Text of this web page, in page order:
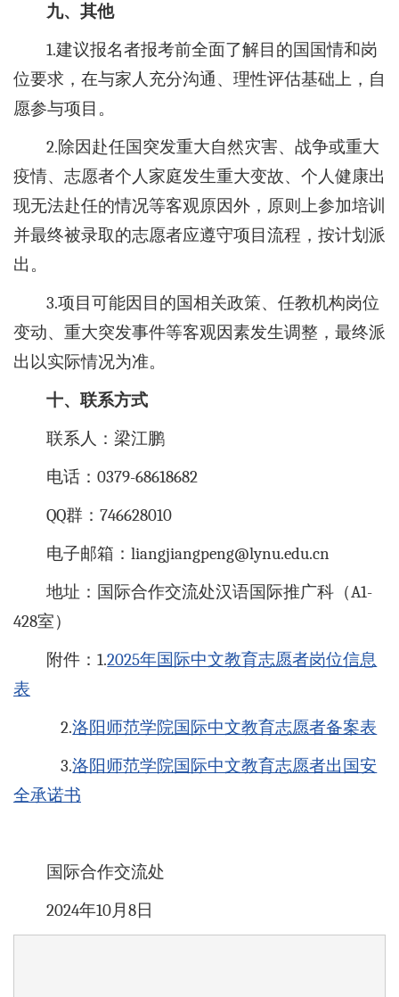
九、其他
1.建议报名者报考前全面了解目的国国情和岗
位要求，在与家人充分沟通、理性评估基础上，自
愿参与项目。
2.除因赴任国突发重大自然灾害、战争或重大
疫情、志愿者个人家庭发生重大变故、个人健康出
现无法赴任的情况等客观原因外，原则上参加培训
并最终被录取的志愿者应遵守项目流程，按计划派
出。
3.项目可能因目的国相关政策、任教机构岗位
变动、重大突发事件等客观因素发生调整，最终派
出以实际情况为准。
十、联系方式
联系人：梁江鹏
电话：0379-68618682
QQ群：746628010
电子邮箱：liangjiangpeng@lynu.edu.cn
地址：国际合作交流处汉语国际推广科（A1-
428室）
附件：1.2025年国际中文教育志愿者岗位信息
表
2.洛阳师范学院国际中文教育志愿者备案表
3.洛阳师范学院国际中文教育志愿者出国安
全承诺书
国际合作交流处
2024年10月8日